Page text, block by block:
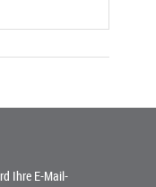
Ihre E-Mail-